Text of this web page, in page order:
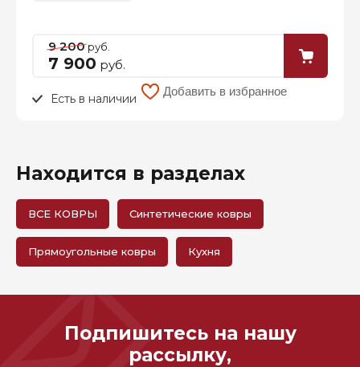
9 200руб.
7 900 руб.
Есть в наличии
Добавить в избранное
Находится в разделах
ВСЕ КОВРЫ Синтетические ковры
Прямоугольные ковры Кухня
Подпишитесь на нашу
рассылку,